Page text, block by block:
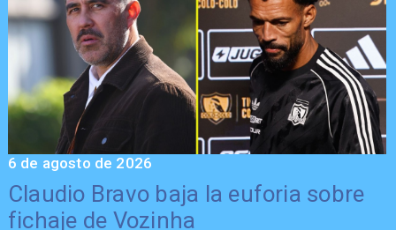
Claudio Bravo baja la euforia sobre
fichaje de Vozinha
6 de agosto de 2026